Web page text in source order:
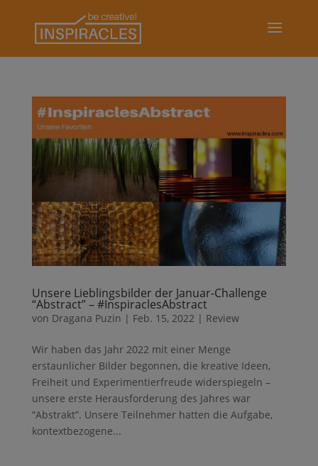
Unsere Lieblingsbilder der Januar-Challenge
“Abstract” – #InspiraclesAbstract
von Dragana Puzin | Feb. 15, 2022 | Review
Wir haben das Jahr 2022 mit einer Menge
erstaunlicher Bilder begonnen, die kreative Ideen,
Freiheit und Experimentierfreude widerspiegeln –
unsere erste Herausforderung des Jahres war
“Abstrakt”. Unsere Teilnehmer hatten die Aufgabe,
kontextbezogene...